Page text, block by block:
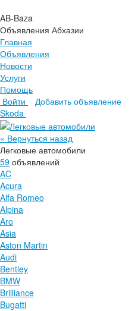
AB-Baza
Объявления Абхазии
Главная
Объявления
Новости
Услуги
Помощь
Войти
Добавить объявление
Главная
Объявления
Новости
Услуги
Помощь
Skoda
« Вернуться назад
Легковые автомобили
59 объявлений
AC
Acura
Alfa Romeo
Alpina
Aro
Asia
Aston Martin
Audi
Bentley
BMW
Brilliance
Bugatti